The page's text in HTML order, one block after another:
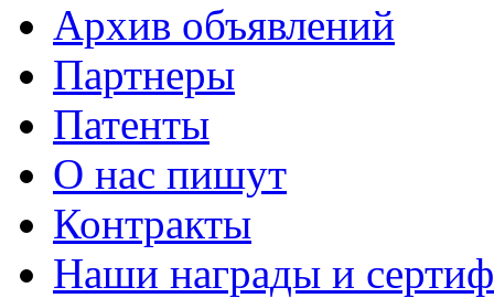
Архив объявлений
Партнеры
Патенты
О нас пишут
Контракты
Наши награды и